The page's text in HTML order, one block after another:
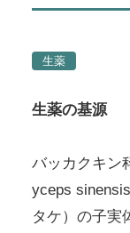
生薬
生薬の基源
バッカクキン
yceps
タケ）の子実